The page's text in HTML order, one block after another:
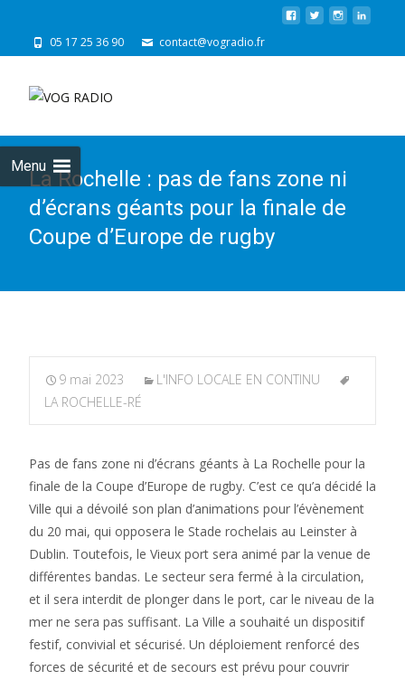
05 17 25 36 90 contact@vogradio.fr
Menu
La Rochelle : pas de fans zone ni
d’écrans géants pour la finale de
Coupe d’Europe de rugby
9 mai 2023
L'INFO LOCALE EN CONTINU
LA ROCHELLE-RÉ
Pas de fans zone ni d’écrans géants à La Rochelle pour la
finale de la Coupe d’Europe de rugby. C’est ce qu’a décidé la
Ville qui a dévoilé son plan d’animations pour l’évènement
du 20 mai, qui opposera le Stade rochelais au Leinster à
Dublin. Toutefois, le Vieux port sera animé par la venue de
différentes bandas. Le secteur sera fermé à la circulation,
et il sera interdit de plonger dans le port, car le niveau de la
mer ne sera pas suffisant. La Ville a souhaité un dispositif
festif, convivial et sécurisé. Un déploiement renforcé des
forces de sécurité et de secours est prévu pour couvrir